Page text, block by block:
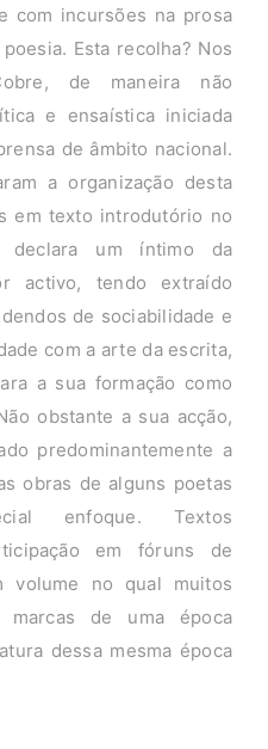
com incursões na prosa
Esta recolha? Nos
de maneira não
e ensaística iniciada
de âmbito nacional.
a organização desta
em texto introdutório no
declara um íntimo da
activo, tendo extraído
de sociabilidade e
com a arte da escrita,
a sua formação como
obstante a sua acção,
predominantemente a
obras de alguns poetas
enfoque. Textos
em fóruns de
volume no qual muitos
marcas de uma época
dessa mesma época